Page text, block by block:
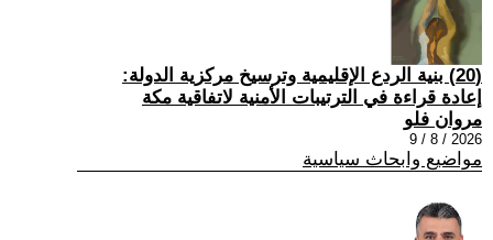
(20) بنية الردع الإقليمية وترسيخ مركزية الدولة:
إعادة قراءة في الترتيبات الأمنية لاتفاقية مكة
مروان فلو
2026 / 8 / 9
مواضيع وابحاث سياسية